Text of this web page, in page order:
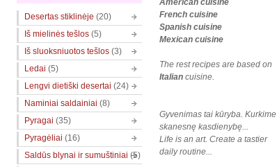
French cuisine
Spanish cuisine
Mexican cuisine
The rest recipes are based on
Italian cuisine.
Gyvenimas tai kūryba. Kurkime
skanesnę kasdienybę...
Life is an art. Create a tastier
daily routine...
Desertas stiklinėje (20)
Iš mielinės tešlos (5)
Iš sluoksniuotos tešlos (3)
Ledai (5)
Lengvi dietiški desertai (24)
Naminiai saldainiai (8)
Pyragai (35)
Pyragėliai (16)
Saldūs blynai ir sumuštiniai (5)